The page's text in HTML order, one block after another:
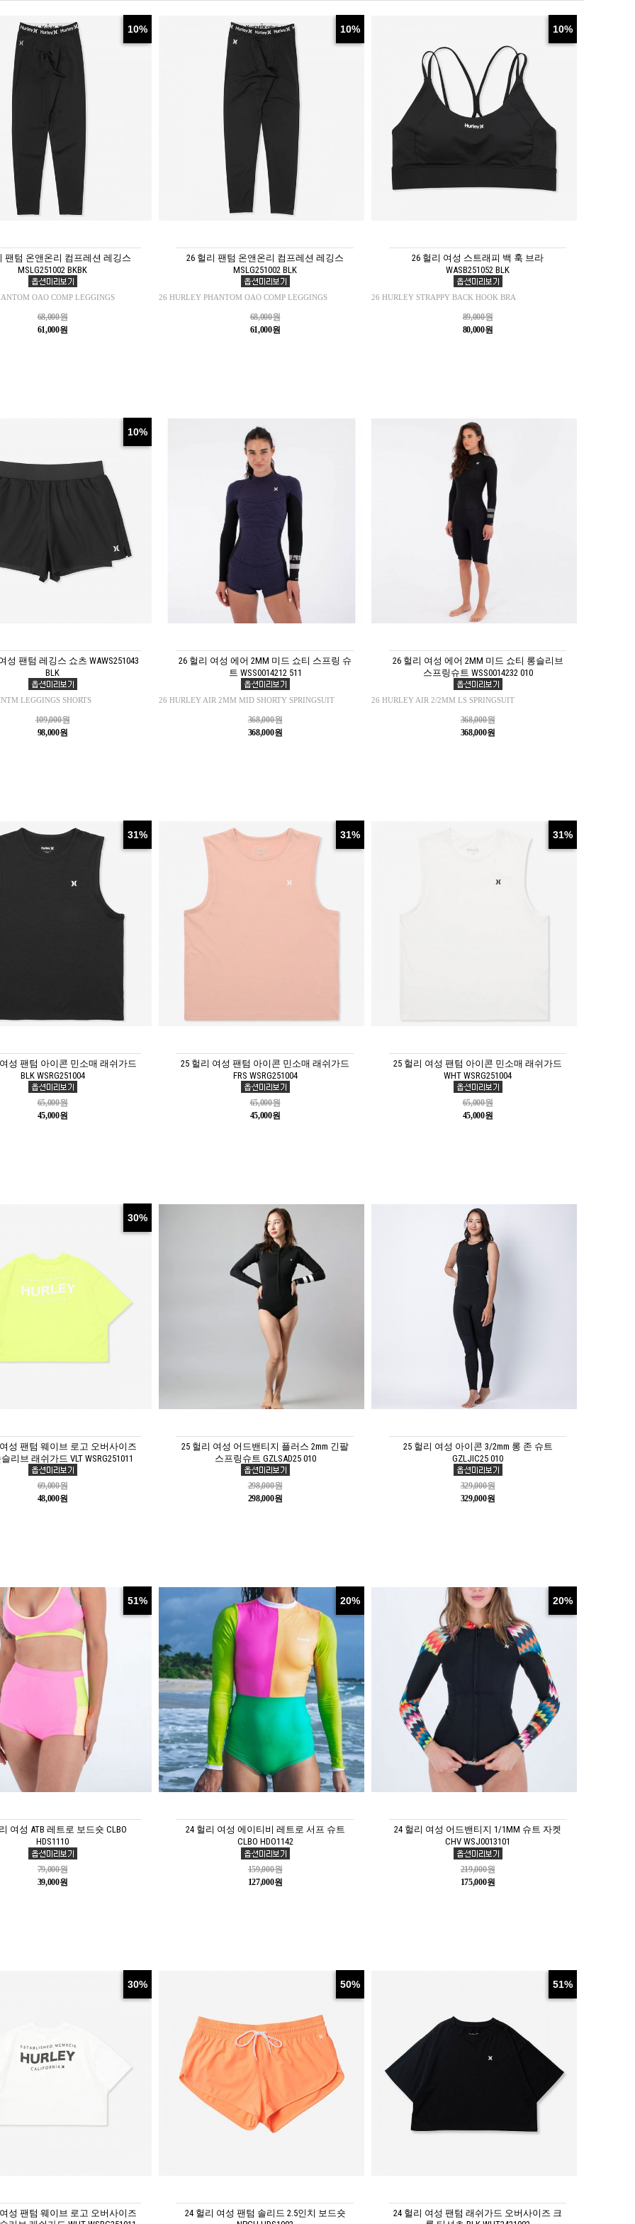
10%
팬텀 온앤온리 컴프레션 레깅스
MSLG251002 BKBK
OAO COMP LEGGINGS
68,000원
61,000원
10%
26 헐리 팬텀 온앤온리 컴프레션 레깅스
MSLG251002 BLK
26 HURLEY PHANTOM OAO COMP LEGGINGS
68,000원
61,000원
10%
26 헐리 여성 스트래피 백 훅 브라
WASB251052 BLK
26 HURLEY STRAPPY BACK HOOK BRA
89,000원
80,000원
10%
성 팬텀 레깅스 쇼츠 WAWS251043
BLK
LEGGINGS SHORTS
109,000원
98,000원
26 헐리 여성 에어 2MM 미드 쇼티 스프링 슈
트 WSS0014212 511
26 HURLEY AIR 2MM MID SHORTY SPRINGSUIT
368,000원
368,000원
26 헐리 여성 에어 2MM 미드 쇼티 롱슬리브
스프링슈트 WSS0014232 010
26 HURLEY AIR 2/2MM LS SPRINGSUIT
368,000원
368,000원
31%
성 팬텀 아이콘 민소매 래쉬가드
BLK WSRG251004
65,000원
45,000원
31%
25 헐리 여성 팬텀 아이콘 민소매 래쉬가드
FRS WSRG251004
65,000원
45,000원
31%
25 헐리 여성 팬텀 아이콘 민소매 래쉬가드
WHT WSRG251004
65,000원
45,000원
30%
성 팬텀 웨이브 로고 오버사이즈
리브 래쉬가드 VLT WSRG251011
69,000원
48,000원
25 헐리 여성 어드밴티지 플러스 2mm 긴팔
스프링슈트 GZLSAD25 010
298,000원
298,000원
25 헐리 여성 아이콘 3/2mm 롱 존 슈트
GZLJIC25 010
329,000원
329,000원
51%
여성 ATB 레트로 보드숏 CLBO
HDS1110
79,000원
39,000원
20%
24 헐리 여성 에이티비 레트로 서프 슈트
CLBO HDO1142
159,000원
127,000원
20%
24 헐리 여성 어드밴티지 1/1MM 슈트 자켓
CHV WSJ0013101
219,000원
175,000원
30%
성 팬텀 웨이브 로고 오버사이즈
50%
24 헐리 여성 팬텀 솔리드 2.5인치 보드숏
51%
24 헐리 여성 팬텀 래쉬가드 오버사이즈 크